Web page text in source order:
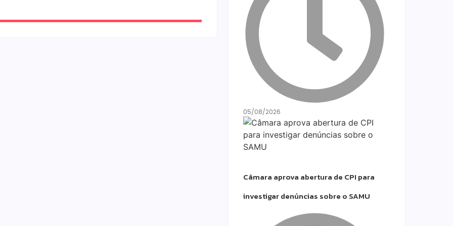
05/08/2026
Câmara aprova abertura de CPI para
investigar denúncias sobre o SAMU